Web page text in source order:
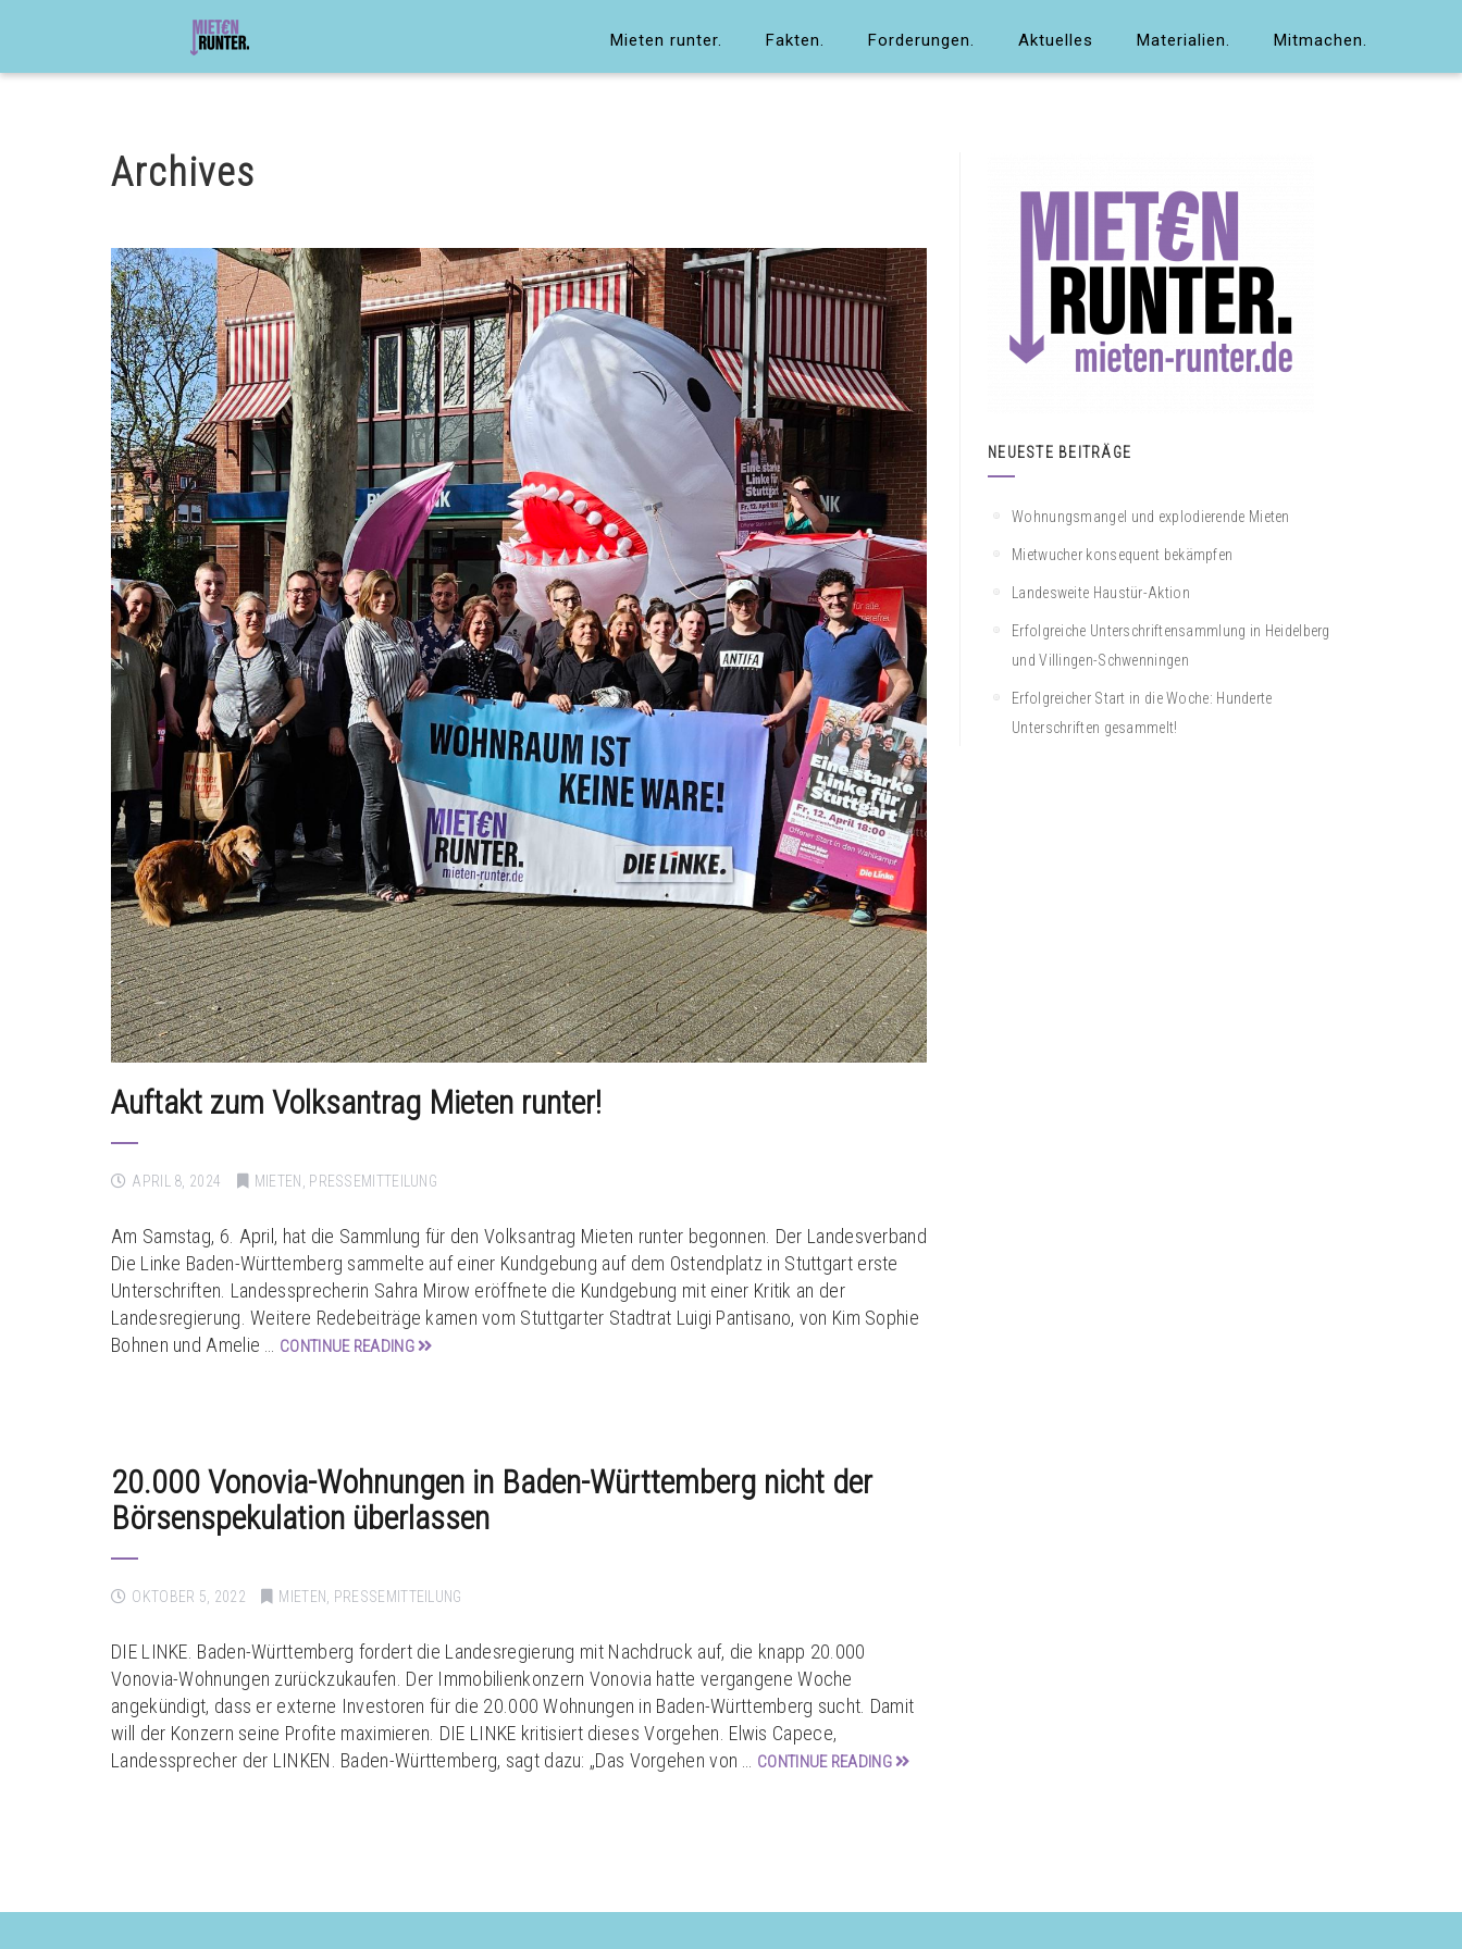
Mieten runter. Fakten. Forderungen. Aktuelles Materialien. Mitmachen.
Archives
Auftakt zum Volksantrag Mieten runter!
APRIL 8, 2024 MIETEN , PRESSEMITTEILUNG
Am Samstag, 6. April, hat die Sammlung für den Volksantrag Mieten runter begonnen. Der Landesverband
Die Linke Baden-Württemberg sammelte auf einer Kundgebung auf dem Ostendplatz in Stuttgart erste
Unterschriften. Landessprecherin Sahra Mirow eröffnete die Kundgebung mit einer Kritik an der
Landesregierung. Weitere Redebeiträge kamen vom Stuttgarter Stadtrat Luigi Pantisano, von Kim Sophie
Bohnen und Amelie … CONTINUE READING
20.000 Vonovia-Wohnungen in Baden-Württemberg nicht der
Börsenspekulation überlassen
OKTOBER 5, 2022 MIETEN, PRESSEMITTEILUNG
DIE LINKE. Baden-Württemberg fordert die Landesregierung mit Nachdruck auf, die knapp 20.000
Vonovia-Wohnungen zurückzukaufen. Der Immobilienkonzern Vonovia hatte vergangene Woche
angekündigt, dass er externe Investoren für die 20.000 Wohnungen in Baden-Württemberg sucht. Damit
will der Konzern seine Profite maximieren. DIE LINKE kritisiert dieses Vorgehen. Elwis Capece,
Landessprecher der LINKEN. Baden-Württemberg, sagt dazu: „Das Vorgehen von … CONTINUE READING
NEUESTE BEITRÄGE
Wohnungsmangel und explodierende Mieten
Mietwucher konsequent bekämpfen
Landesweite Haustür-Aktion
Erfolgreiche Unterschriftensammlung in Heidelberg
und Villingen-Schwenningen
Erfolgreicher Start in die Woche: Hunderte
Unterschriften gesammelt!